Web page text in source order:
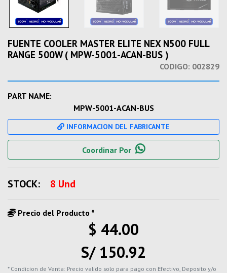
FUENTE COOLER MASTER ELITE NEX N500 FULL
RANGE 500W ( MPW-5001-ACAN-BUS )
CODIGO: 002829
PART NAME:
MPW-5001-ACAN-BUS
INFORMACION DEL FABRICANTE
Coordinar Por
STOCK: 8 Und
Precio del Producto *
$ 44.00
S/ 150.92
* Condicion de Venta: Precio valido solo para pago con Efectivo, Deposito y/o